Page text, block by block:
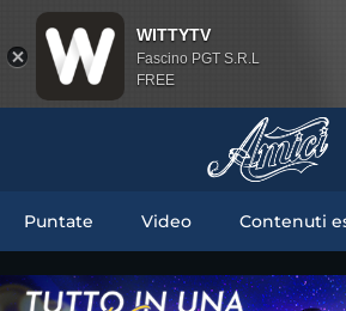
Puntate Video Contenuti
WITTYTV
Fascino PGT S.R.L
FREE